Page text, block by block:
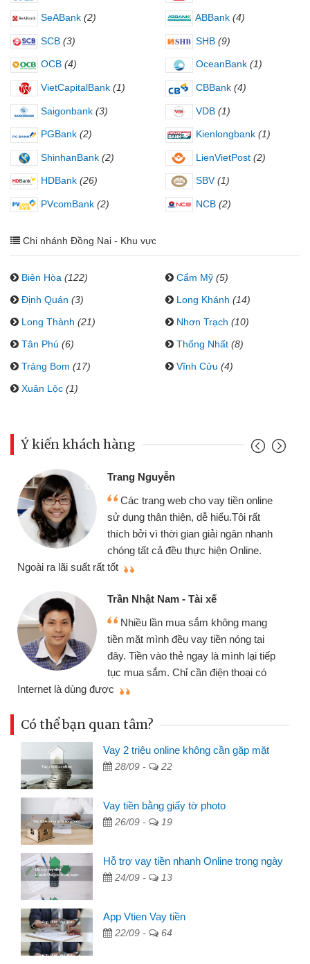
SeABank (2) ABBank (4)
SCB (3) SHB (9)
OCB (4) OceanBank (1)
VietCapitalBank (1) CBBank (4)
Saigonbank (3) VDB (1)
PGBank (2) Kienlongbank (1)
ShinhanBank (2) LienVietPost (2)
HDBank (26) SBV (1)
PVcomBank (2) NCB (2)
Chi nhánh Đồng Nai - Khu vực
Biên Hòa (122) Cẩm Mỹ (5)
Định Quán (3) Long Khánh (14)
Long Thành (21) Nhơn Trạch (10)
Tân Phú (6) Thống Nhất (8)
Trảng Bom (17) Vĩnh Cửu (4)
Xuân Lộc (1)
Ý kiến khách hàng
Trang Nguyễn
Các trang web cho vay tiền online
sử dụng thân thiện, dễ hiểu.Tôi rất
thích bởi vì thời gian giải ngân nhanh
chóng tất cả đều thực hiện Online.
Ngoài ra lãi suất rất tốt
Trần Nhật Nam - Tài xế
Nhiều lần mua sắm không mang
tiền mặt mình đều vay tiền nóng tại
đây. Tiền vào thẻ ngay là mình lại tiếp
tục mua sắm. Chỉ cần điện thoại có
Internet là dùng được
Có thể bạn quan tâm?
Vay 2 triệu online không cần gặp mặt
28/09 - 22
Vay tiền bằng giấy tờ photo
26/09 - 19
Hỗ trợ vay tiền nhanh Online trong ngày
24/09 - 13
App Vtien Vay tiền
22/09 - 64